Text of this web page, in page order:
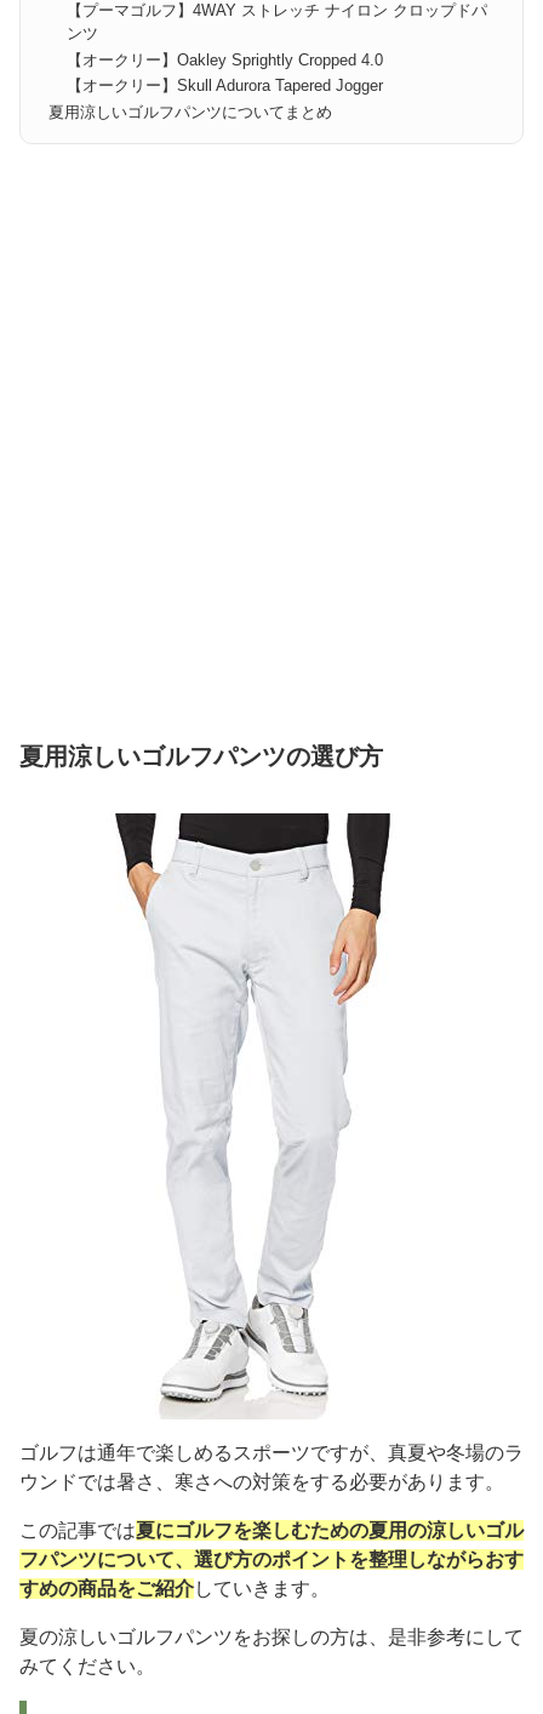
【プーマゴルフ】4WAY ストレッチ ナイロン クロップドパ
ンツ
【オークリー】Oakley Sprightly Cropped 4.0
【オークリー】Skull Adurora Tapered Jogger
夏用涼しいゴルフパンツについてまとめ
夏用涼しいゴルフパンツの選び方
ゴルフは通年で楽しめるスポーツですが、真夏や冬場のラ
ウンドでは暑さ、寒さへの対策をする必要があります。
この記事では夏にゴルフを楽しむための夏用の涼しいゴル
フパンツについて、選び方のポイントを整理しながらおす
すめの商品をご紹介していきます。
夏の涼しいゴルフパンツをお探しの方は、是非参考にして
みてください。